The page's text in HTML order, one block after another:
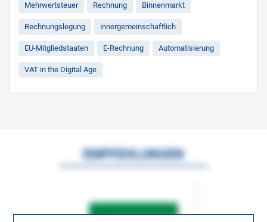
Mehrwertsteuer Rechnung Binnenmarkt
Rechnungslegung innergemeinschaftlich
EU-Mitgliedstaaten E-Rechnung Automatisierung
VAT in the Digital Age
EMPFEHLUNGEN